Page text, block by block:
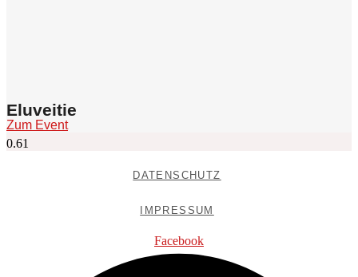
Eluveitie
Zum Event
DATENSCHUTZ
IMPRESSUM
Facebook